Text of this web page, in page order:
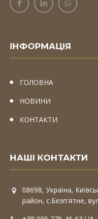
ІНФОРМАЦІЯ
ГОЛОВНА
НОВИНИ
КОНТАКТИ
НАШІ КОНТАКТИ
08698, Україна,
район, с.Безп'ятне,